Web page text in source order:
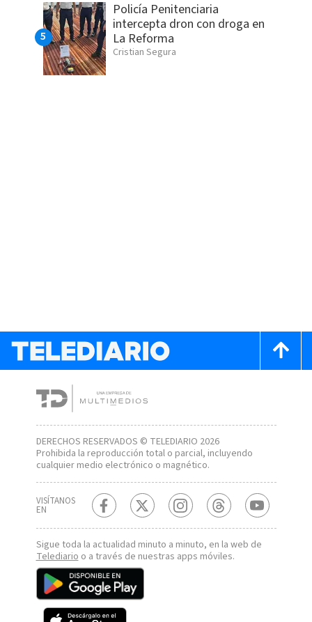
Policía Penitenciaria
intercepta dron con droga en
La Reforma
Cristian Segura
DERECHOS RESERVADOS © TELEDIARIO 2026
Prohibida la reproducción total o parcial, incluyendo
cualquier medio electrónico o magnético.
VISÍTANOS
EN
Sigue toda la actualidad minuto a minuto, en la web de
Telediarioo a través de nuestras apps móviles.